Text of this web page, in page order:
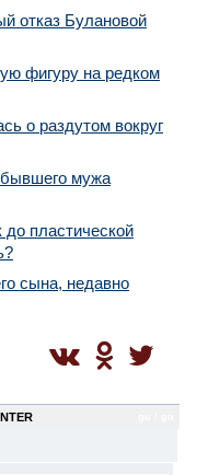
отказ Булановой
фигуру на редком
о раздутом вокруг
бывшего мужа
до пластической
сына, недавно